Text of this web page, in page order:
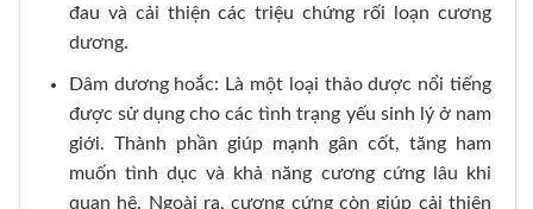
đau và cải thiện các triệu chứng rối loạn cương
dương.
Dâm dương hoắc: Là một loại thảo dược nổi tiếng
được sử dụng cho các tình trạng yếu sinh lý ở nam
giới. Thành phần giúp mạnh gân cốt, tăng ham
muốn tình dục và khả năng cương cứng lâu khi
quan hệ. Ngoài ra, cương cứng còn giúp cải thiện